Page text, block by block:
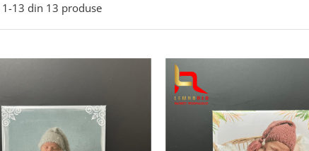
1-13 din 13 produse